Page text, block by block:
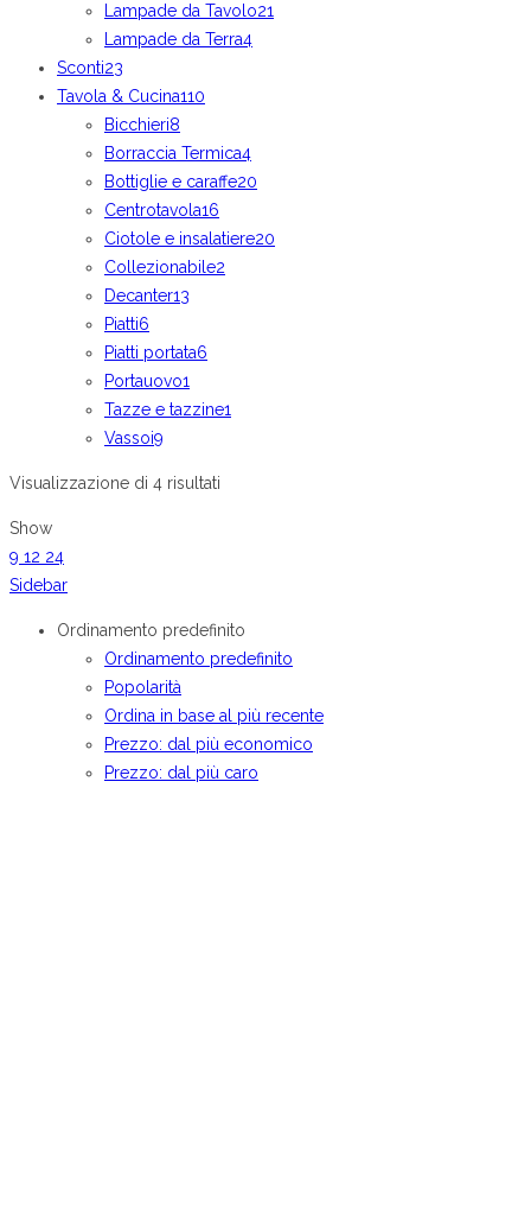
Lampade da Tavolo21
Lampade da Terra4
Sconti23
Tavola & Cucina110
Bicchieri8
Borraccia Termica4
Bottiglie e caraffe20
Centrotavola16
Ciotole e insalatiere20
Collezionabile2
Decanter13
Piatti6
Piatti portata6
Portauovo1
Tazze e tazzine1
Vassoi9
Visualizzazione di 4 risultati
Show
9 12 24
Sidebar
Ordinamento predefinito
Ordinamento predefinito
Popolarità
Ordina in base al più recente
Prezzo: dal più economico
Prezzo: dal più caro